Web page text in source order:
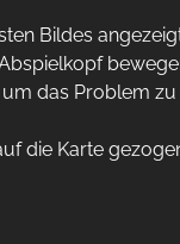
Bildes
das Problem
die Karte